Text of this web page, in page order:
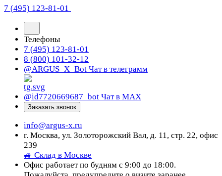
7 (495) 123-81-01
Телефоны
7 (495) 123-81-01
8 (800) 101-32-12
@ARGUS_X_Bot Чат в телеграмм
@id7720669687_bot Чат в МАХ
Заказать звонок
info@argus-x.ru
г. Москва, ул. Золоторожский Вал, д. 11, стр. 22, офис
239
🚙 Склад в Москве
Офис работает по будням с 9:00 до 18:00.